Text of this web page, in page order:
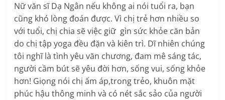
Nữ văn sĩ Dạ Ngân nếu không ai nói tuổi ra, bạn
cũng khó lòng đoán được. Vì chị trẻ hơn nhiều so
với tuổi, chị chia sẽ việc giữ gìn sức khỏe căn bản
do chị tập yoga đều đặn và kiên trì. Dĩ nhiên chúng
tôi nghĩ là tình yêu văn chương, đam mê sáng tác,
người cầm bút sẽ yêu đời hơn, sống vui, sống khỏe
hơn! Giọng nói chị ấm áp,trong trẻo, khuôn mặt
phúc hậu thông minh và có nét sắc sảo của người